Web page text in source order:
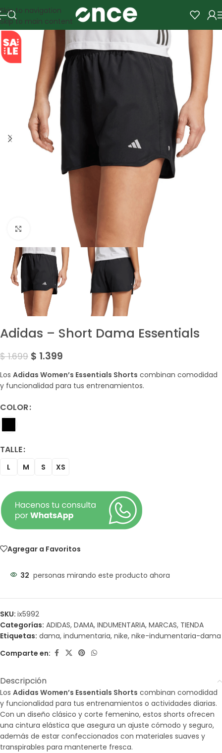
Skip to navigation
Skip to main content
SALE
Amplía la Imagen
Adidas – Short Dama Essentials
$1.699 $ 1.399
Los Adidas Women’s Essentials Shorts combinan comodidad
y funcionalidad para tus entrenamientos.
COLOR
TALLE
L M S XS
Agregar a Favoritos
32 personas mirando este producto ahora
SKU: ix5992
Categorías: ADIDAS, DAMA, INDUMENTARIA, MARCAS, TIENDA
Etiquetas: dama, indumentaria, nike, nike-indumentaria-dama
Comparte en:
Descripción
Los Adidas Women’s Essentials Shorts combinan comodidad
y funcionalidad para tus entrenamientos o actividades diarias.
Con un diseño clásico y corte femenino, estos shorts ofrecen
una cintura elástica que asegura un ajuste cómodo y seguro,
además de estar confeccionados con materiales suaves y
transpirables para mantenerte fresca.